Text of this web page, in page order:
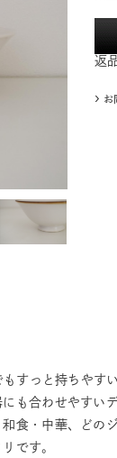
返
すっと持ちやすい
も合わせやすいデ
食・中華、どの
です。